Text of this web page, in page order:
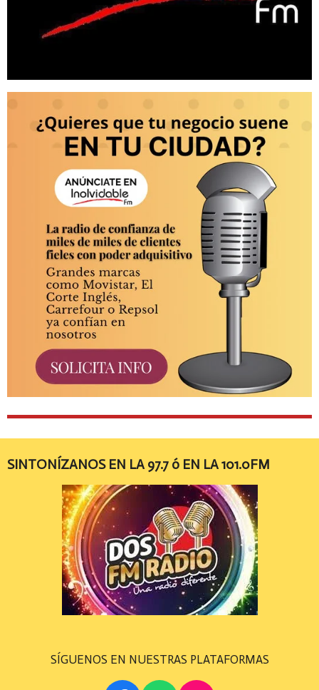
SINTONÍZANOS EN LA 97.7 ó EN LA 101.0FM
SÍGUENOS EN NUESTRAS PLATAFORMAS